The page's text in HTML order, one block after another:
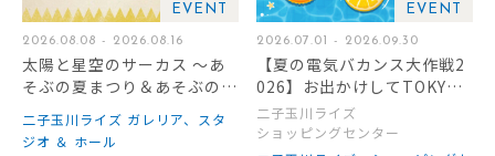
EVENT
2026.08.08 - 2026.08.16
太陽と星空のサーカス ～あ
そぶの夏まつり＆あそぶの教
二子玉川ライズ ガレリア、スタ
ジオ ＆ ホール
EVENT
2026.07.01 - 2026.09.30
【夏の電気バカンス大作戦2
026】お出かけしてTOKYU
POINTをもらおう！
二子玉川ライズ
ショッピングセンター